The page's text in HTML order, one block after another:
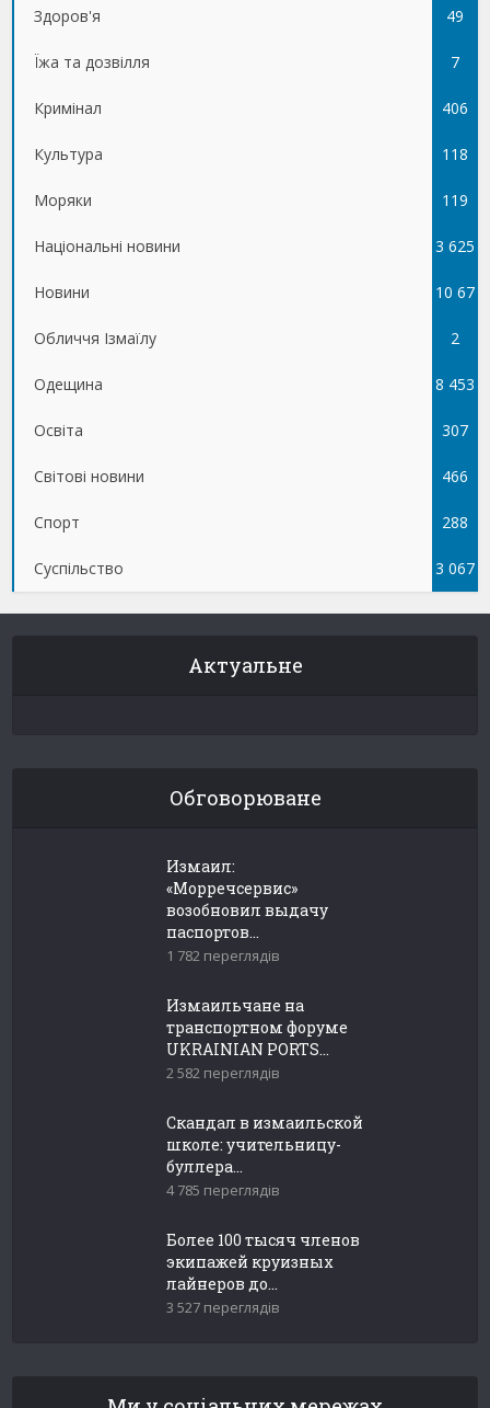
Здоров'я 49
Їжа та дозвілля 7
Кримінал 406
Культура 118
Моряки 119
Національні новини 3 625
Новини 10 67
5
Обличчя Ізмаїлу 2
Одещина 8 453
Освіта 307
Світові новини 466
Спорт 288
Суспільство 3 067
Актуальне
Обговорюване
Измаил:
«Морречсервис»
возобновил выдачу
паспортов...
1 782 переглядів
Измаильчане на
транспортном форуме
UKRAINIAN PORTS...
2 582 переглядів
Скандал в измаильской
школе: учительницу-
буллера...
4 785 переглядів
Более 100 тысяч членов
экипажей круизных
лайнеров до...
3 527 переглядів